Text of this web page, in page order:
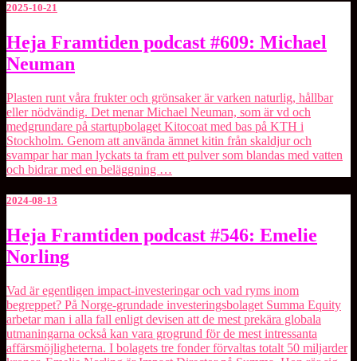
2025-10-21
Heja
Framtiden
podcast
Michael
Neuman
Heja Framtiden podcast #609: Michael
Neuman
Plasten runt våra frukter och grönsaker är varken naturlig, hållbar
eller nödvändig. Det menar Michael Neuman, som är vd och
medgrundare på startupbolaget ⁠Kitocoat⁠ med bas på KTH i
Stockholm. Genom att använda ämnet kitin från skaldjur och
svampar har man lyckats ta fram ett pulver som blandas med vatten
och bidrar med en beläggning …
2024-08-13
Heja
Framtiden
podcast
Emelie
Norling
Heja Framtiden podcast #546: Emelie
Norling
Vad är egentligen impact-investeringar och vad ryms inom
begreppet? På Norge-grundade investeringsbolaget ⁠Summa Equity⁠
arbetar man i alla fall enligt devisen att de mest prekära globala
utmaningarna också kan vara grogrund för de mest intressanta
affärsmöjligheterna. I bolagets tre fonder förvaltas totalt 50 miljarder